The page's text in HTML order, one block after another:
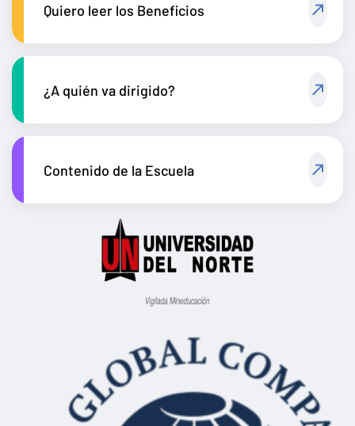
Quiero leer los Beneficios
¿A quién va dirigido?
Contenido de la Escuela